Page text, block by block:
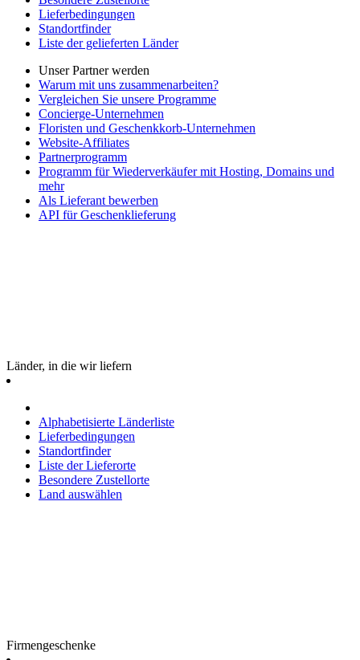
Lieferbedingungen
Standortfinder
Liste der gelieferten Länder
Unser Partner werden
Warum mit uns zusammenarbeiten?
Vergleichen Sie unsere Programme
Concierge-Unternehmen
Floristen und Geschenkkorb-Unternehmen
Website-Affiliates
Partnerprogramm
Programm für Wiederverkäufer mit Hosting, Domains und
mehr
Als Lieferant bewerben
API für Geschenklieferung
Länder, in die wir liefern
Alphabetisierte Länderliste
Lieferbedingungen
Standortfinder
Liste der Lieferorte
Besondere Zustellorte
Land auswählen
Firmengeschenke